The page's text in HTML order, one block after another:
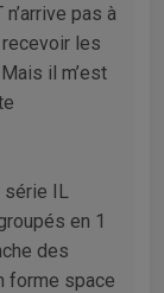
pas à
les
il m’est
IL
en 1
des
forme space